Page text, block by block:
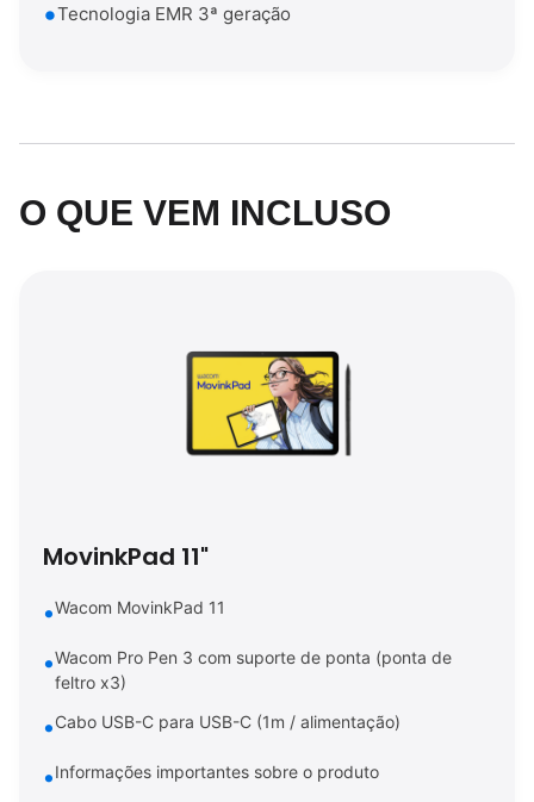
Tecnologia EMR 3ª geração
O QUE VEM INCLUSO
MovinkPad 11"
Wacom MovinkPad 11
Wacom Pro Pen 3 com suporte de ponta (ponta de
feltro x3)
Cabo USB-C para USB-C (1m / alimentação)
Informações importantes sobre o produto